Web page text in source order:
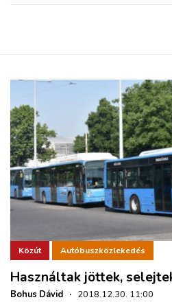
Közút Autóbuszközlekedés
Használtak jöttek,
Bohus Dávid · 2018.12.30. 11:00